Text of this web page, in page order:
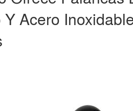
Y Acero